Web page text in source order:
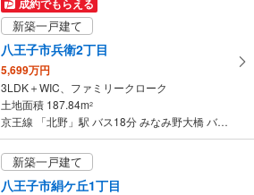
成約でもらえる
新築一戸建て
八王子市兵衛2丁目
5,699万円
3LDK＋WIC、ファミリークローク
土地面積 187.84m2
京王線 「北野」駅 バス18分 みなみ野大橋 バス停下車 徒歩14分
新築一戸建て
八王子市絹ケ丘1丁目